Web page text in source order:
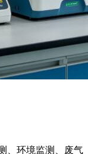
、环境监测、废气